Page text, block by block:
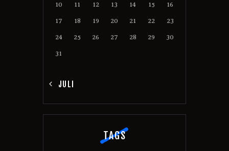
10 11 12 13 14 15 16
17 18 19 20 21 22 23
24 25 26 27 28 29 30
31
« JULI
TAGS